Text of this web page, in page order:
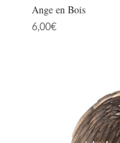
Ange en Bois
6,00€